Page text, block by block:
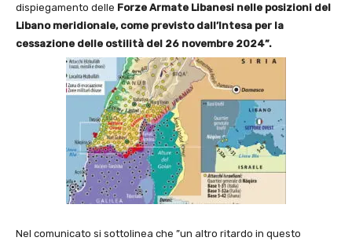
dispiegamento delle Forze Armate Libanesi nelle posizioni del
Libano meridionale, come previsto dall’Intesa per la
cessazione delle ostilità del 26 novembre 2024”.
Nel comunicato si sottolinea che ”un altro ritardo in questo